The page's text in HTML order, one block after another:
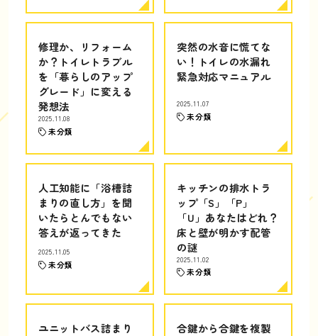
修理か、リフォーム
か？トイレトラブル
を「暮らしのアップ
グレード」に変える
発想法
2025.11.08
未分類
突然の水音に慌てな
い！トイレの水漏れ
緊急対応マニュアル
2025.11.07
未分類
人工知能に「浴槽詰
まりの直し方」を聞
いたらとんでもない
答えが返ってきた
2025.11.05
未分類
キッチンの排水トラ
ップ「S」「P」
「U」あなたはどれ？
床と壁が明かす配管
の謎
2025.11.02
未分類
ユニットバス詰まり
合鍵から合鍵を複製